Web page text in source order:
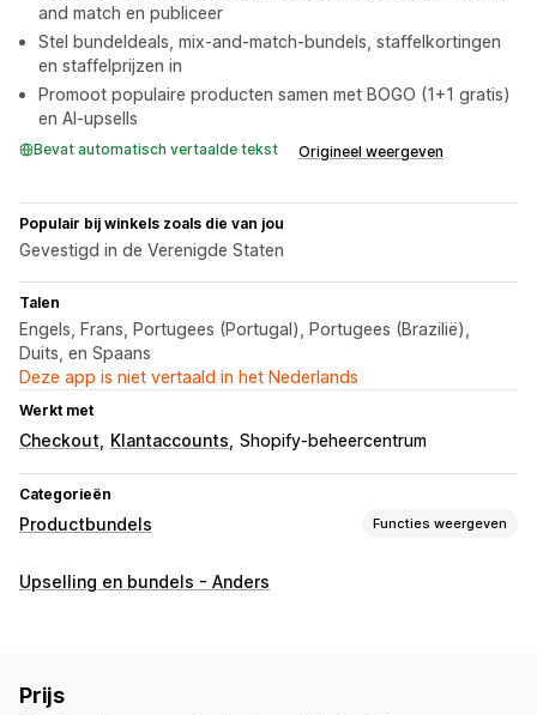
and match en publiceer
Stel bundeldeals, mix-and-match-bundels, staffelkortingen
en staffelprijzen in
Promoot populaire producten samen met BOGO (1+1 gratis)
en AI-upsells
Bevat automatisch vertaalde tekst Origineel weergeven
Populair bij winkels zoals die van jou
Gevestigd in de Verenigde Staten
Talen
Engels, Frans, Portugees (Portugal), Portugees (Brazilië),
Duits, en Spaans
Deze app is niet vertaald in het Nederlands
Werkt met
Checkout Klantaccounts Shopify-beheercentrum
Categorieën
Productbundels Functies weergeven
Soorten bundels
Proefpakketten
Upselling en bundels - Anders
Prijs